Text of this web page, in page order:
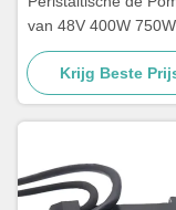
van 48V 400W 750W
17 van de
Servobeetjes
Krijg Beste